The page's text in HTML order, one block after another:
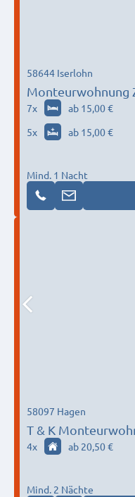
Monteurwohnung
saniert Iserlohn
58644 Iserlohn
7x ab 15,00 €
5x ab 15,00 €
Mind. 1 Nacht
T & K
Monteurwohnung
58097 Hagen
4x ab 20,50 €
Mind. 2 Nächte